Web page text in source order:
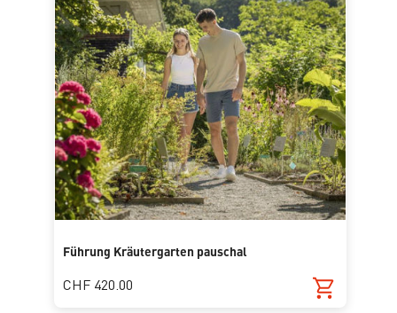
Führung Kräutergarten pauschal
CHF 420.00